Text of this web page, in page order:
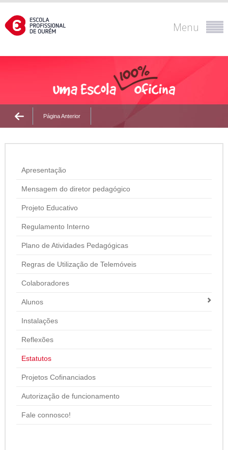
Menu
Página Anterior
Apresentação
Mensagem do diretor pedagógico
Projeto Educativo
Regulamento Interno
Plano de Atividades Pedagógicas
Regras de Utilização de Telemóveis
Colaboradores
Alunos
Instalações
Reflexões
Estatutos
Projetos Cofinanciados
Autorização de funcionamento
Fale connosco!